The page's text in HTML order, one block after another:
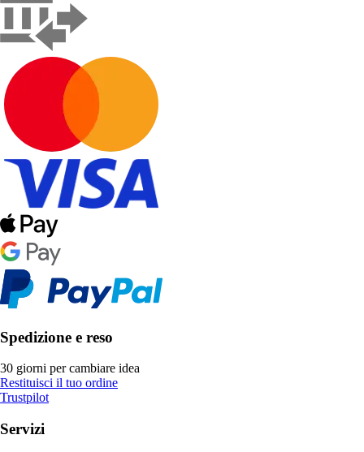
Spedizione e reso
30 giorni per cambiare idea
Restituisci il tuo ordine
Trustpilot
Servizi